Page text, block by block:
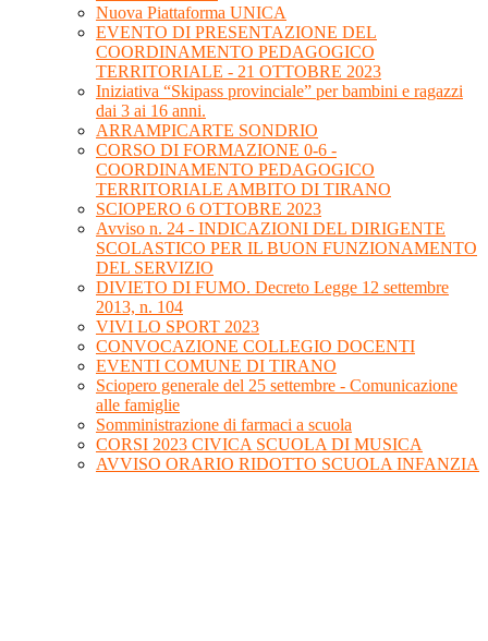
Nuova Piattaforma UNICA
EVENTO DI PRESENTAZIONE DEL
COORDINAMENTO PEDAGOGICO
TERRITORIALE - 21 OTTOBRE 2023
Iniziativa “Skipass provinciale” per bambini e ragazzi
dai 3 ai 16 anni.
ARRAMPICARTE SONDRIO
CORSO DI FORMAZIONE 0-6 -
COORDINAMENTO PEDAGOGICO
TERRITORIALE AMBITO DI TIRANO
SCIOPERO 6 OTTOBRE 2023
Avviso n. 24 - INDICAZIONI DEL DIRIGENTE
SCOLASTICO PER IL BUON FUNZIONAMENTO
DEL SERVIZIO
DIVIETO DI FUMO. Decreto Legge 12 settembre
2013, n. 104
VIVI LO SPORT 2023
CONVOCAZIONE COLLEGIO DOCENTI
EVENTI COMUNE DI TIRANO
Sciopero generale del 25 settembre - Comunicazione
alle famiglie
Somministrazione di farmaci a scuola
CORSI 2023 CIVICA SCUOLA DI MUSICA
AVVISO ORARIO RIDOTTO SCUOLA INFANZIA